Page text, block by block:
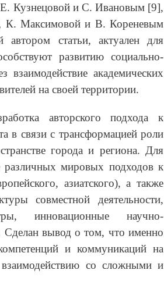
Е. Кузнецовой и С. Ивановым [9],
К. Максимовой и В. Кореневым
статьи, актуален для
развитию социально-
взаимодействие академических
на своей территории.
авторского подхода к
в связи с трансформацией роли
города и региона. Для
различных мировых подходов к
азиатского), а также
совместной деятельности,
инновационные научно-
Сделан вывод о том, что именно
и коммуникаций на
со сложными и